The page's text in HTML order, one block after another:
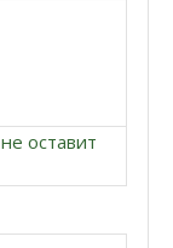
оставит